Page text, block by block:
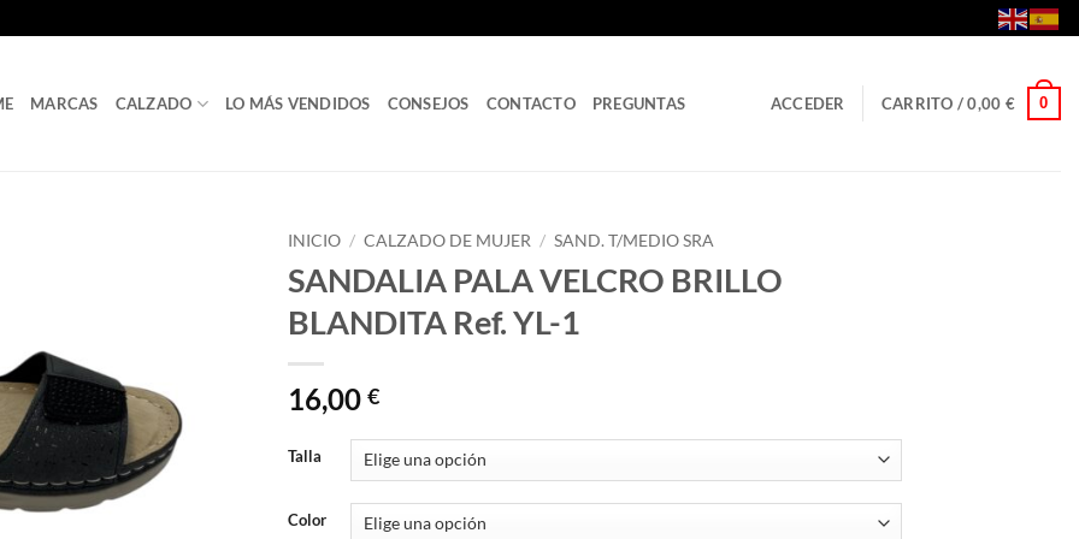
MARCAS CALZADO LO MÁS VENDIDOS CONSEJOS CONTACTO PREGUNTAS ACCEDER CARRITO /0,00 € 0
INICIO / CALZADO DE MUJER / SAND. T/MEDIO SRA
SANDALIA PALA VELCRO BRILLO
BLANDITA Ref. YL-1
16,00 €
Talla
Color